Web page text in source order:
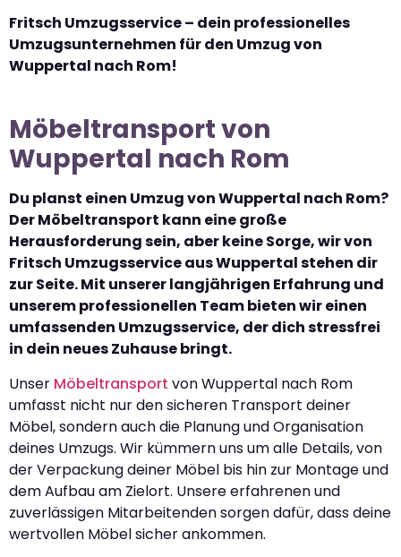
Fritsch Umzugsservice – dein professionelles
Umzugsunternehmen für den Umzug von
Wuppertal nach Rom!
Möbeltransport von
Wuppertal nach Rom
Du planst einen Umzug von Wuppertal nach Rom?
Der Möbeltransport kann eine große
Herausforderung sein, aber keine Sorge, wir von
Fritsch Umzugsservice aus Wuppertal stehen dir
zur Seite. Mit unserer langjährigen Erfahrung und
unserem professionellen Team bieten wir einen
umfassenden Umzugsservice, der dich stressfrei
in dein neues Zuhause bringt.
Unser Möbeltransport von Wuppertal nach Rom
umfasst nicht nur den sicheren Transport deiner
Möbel, sondern auch die Planung und Organisation
deines Umzugs. Wir kümmern uns um alle Details, von
der Verpackung deiner Möbel bis hin zur Montage und
dem Aufbau am Zielort. Unsere erfahrenen und
zuverlässigen Mitarbeitenden sorgen dafür, dass deine
wertvollen Möbel sicher ankommen.